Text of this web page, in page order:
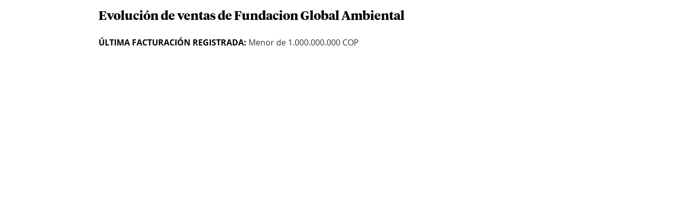
Evolución de ventas de Fundacion Global Ambiental
ÚLTIMA FACTURACIÓN REGISTRADA: Menor de 1.000.000.000 COP